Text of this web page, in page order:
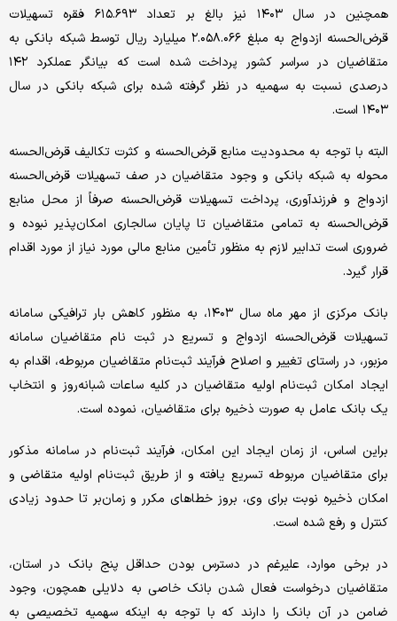
همچنین در سال ۱۴۰۳ نیز بالغ بر تعداد ۶۱۵.۶۹۳ فقره تسهیلات
قرض‌الحسنه ازدواج به مبلغ ۲.۰۵۸.۰۶۶ میلیارد ریال توسط شبکه بانکی به
متقاضیان در سراسر کشور پرداخت شده است که بیانگر عملکرد ۱۴۲
درصدی نسبت به سهمیه در نظر گرفته شده برای شبکه بانکی در سال
۱۴۰۳ است.
البته با توجه به محدودیت منابع قرض‌الحسنه و کثرت تکالیف قرض‌الحسنه
محوله به شبکه بانکی و وجود متقاضیان در صف تسهیلات قرض‌الحسنه
ازدواج و فرزندآوری، پرداخت تسهیلات قرض‌الحسنه صرفاً از محل منابع
قرض‌الحسنه به تمامی متقاضیان تا پایان سالجاری امکان‌پذیر نبوده و
ضروری است تدابیر لازم به منظور تأمین منابع مالی مورد نیاز از مورد اقدام
قرار گیرد.
بانک مرکزی از مهر ماه سال ۱۴۰۳، به منظور کاهش بار ترافیکی سامانه
تسهیلات قرض‌الحسنه ازدواج و تسریع در ثبت نام متقاضیان سامانه
مزبور، در راستای تغییر و اصلاح فرآیند ثبت‌نام متقاضیان مربوطه، اقدام به
ایجاد امکان ثبت‌نام اولیه متقاضیان در کلیه ساعات شبانه‌روز و انتخاب
یک بانک عامل به صورت ذخیره برای متقاضیان، نموده است.
براین اساس، از زمان ایجاد این امکان، فرآیند ثبت‌نام در سامانه مذکور
برای متقاضیان مربوطه تسریع یافته و از طریق ثبت‌نام اولیه متقاضی و
امکان ذخیره نوبت برای وی، بروز خطاهای مکرر و زمان‌بر تا حدود زیادی
کنترل و رفع شده است.
در برخی موارد، علیرغم در دسترس بودن حداقل پنج بانک در استان،
متقاضیان درخواست فعال شدن بانک خاصی به دلایلی همچون، وجود
ضامن در آن بانک را دارند که با توجه به اینکه سهمیه تخصیصی به